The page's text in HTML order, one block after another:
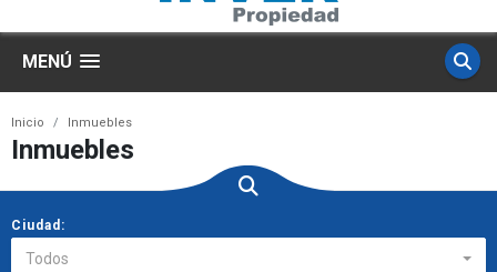
MENÚ
Inicio Inmuebles
Inmuebles
Ciudad:
Todos